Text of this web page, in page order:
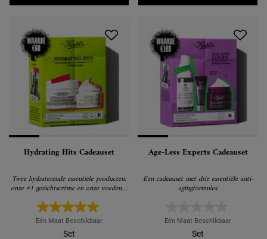
Hydrating Hits Cadeauset
Twee hydraterende essentiële producten:
onze #1 gezichtscrème en onze voedende
avocado-oogbehandeling.
Eén Maat Beschikbaar
Set
Age-Less Experts Cadeauset
Een cadeauset met drie essentiële anti-
agingformules.
Eén Maat Beschikbaar
Set